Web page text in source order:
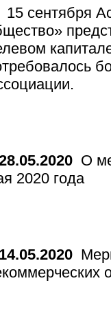
15 сентября
О
2020 года
14.05.2020